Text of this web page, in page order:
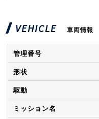
VEHICLE 車両情報
管理番号
形状
駆動
ミッション名